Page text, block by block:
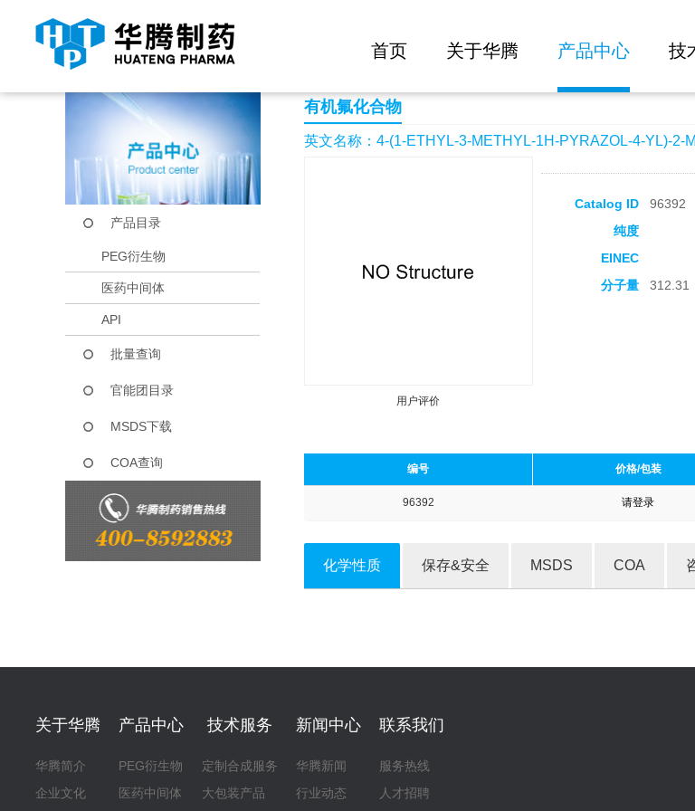
首页 关于华腾 产品中心 技
当前位置： 首页 产品中心 4-(1-ETHYL-3-METHYL-1H-PYRAZOL-4-YL)-2-MERCAPTO-6-
产品目录
PEG衍生物
医药中间体
API
批量查询
官能团目录
MSDS下载
COA查询
有机氟化合物
英文名称：4-(1-ETHYL-3-METHYL-1H-PYRAZOL-4-YL)-
用户评价
Catalog ID 96392
纯度
EINEC
分子量
312.31
编号 价格/包装
96392 请登录
化学性质 保存&安全 MSDS COA
关于华腾
华腾简介
企业文化
产品中心
PEG衍生物
医药中间体
技术服务
定制合成服务
大包装产品
新闻中心
华腾新闻
行业动态
联系我们
服务热线
人才招聘